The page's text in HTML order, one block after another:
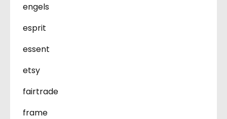
engels
esprit
essent
etsy
fairtrade
frame